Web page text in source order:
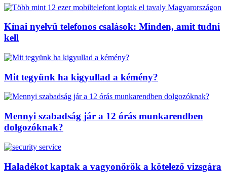
Kínai nyelvű telefonos csalások: Minden, amit tudni
kell
Mit tegyünk ha kigyullad a kémény?
Mennyi szabadság jár a 12 órás munkarendben
dolgozóknak?
Haladékot kaptak a vagyonőrök a kötelező vizsgára